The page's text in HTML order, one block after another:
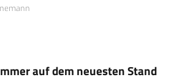
auf dem neuesten Stand